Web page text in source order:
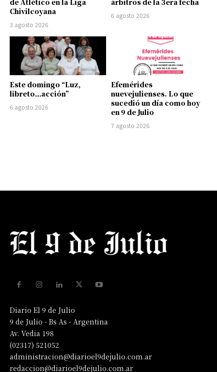
de Atlético en la Liga
Chivilcoyana
3 agosto 2026
árbitros de la 3era fecha
6 agosto 2026
Este domingo “Luz,
libreto…acción”
6 agosto 2026
Efemérides
nuevejulienses. Lo que
sucedió un día como hoy
en 9 de Julio
7 agosto 2026
Diario El 9 de Julio
9 de Julio - Bs As - Argentina
Av. Vedia 198
(02317) 521052
administracion@diarioel9dejulio.com.ar
redaccion@diarioel9dejulio.com.ar